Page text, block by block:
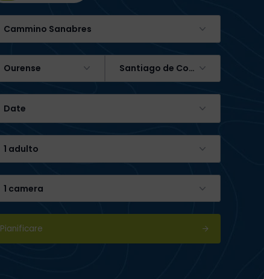
Cammino Sanabres
Ourense Santiago de Compostela
Date
1 adulto
1 camera
Pianificare